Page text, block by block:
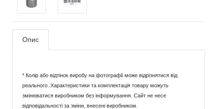
Опис
* Колір або відтінок виробу на фотографії може відрізнятися від
реального. Характеристики та комплектація товару можуть
змінюватися виробником без інформування. Сайт не несе
відповідальності за зміни, внесені виробником.